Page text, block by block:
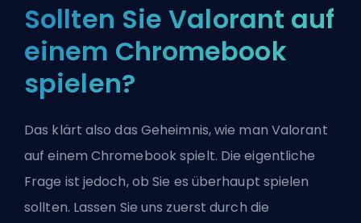
Sollten Sie Valorant auf
einem Chromebook
spielen?
Das klärt also das Geheimnis, wie man Valorant
auf einem Chromebook spielt. Die eigentliche
Frage ist jedoch, ob Sie es überhaupt spielen
sollten. Lassen Sie uns zuerst durch die